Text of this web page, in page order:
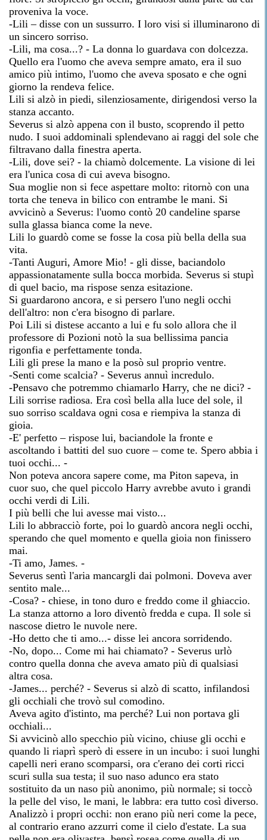
proveniva la voce.
-Lili – disse con un sussurro. I loro visi si illuminarono di
un sincero sorriso.
-Lili, ma cosa...? - La donna lo guardava con dolcezza.
Quello era l'uomo che aveva sempre amato, era il suo
amico più intimo, l'uomo che aveva sposato e che ogni
giorno la rendeva felice.
Lili si alzò in piedi, silenziosamente, dirigendosi verso la
stanza accanto.
Severus si alzò appena con il busto, scoprendo il petto
nudo. I suoi addominali splendevano ai raggi del sole che
filtravano dalla finestra aperta.
-Lili, dove sei? - la chiamò dolcemente. La visione di lei
era l'unica cosa di cui aveva bisogno.
Sua moglie non si fece aspettare molto: ritornò con una
torta che teneva in bilico con entrambe le mani. Si
avvicinò a Severus: l'uomo contò 20 candeline sparse
sulla glassa bianca come la neve.
Lili lo guardò come se fosse la cosa più bella della sua
vita.
-Tanti Auguri, Amore Mio! - gli disse, baciandolo
appassionatamente sulla bocca morbida. Severus si stupì
di quel bacio, ma rispose senza esitazione.
Si guardarono ancora, e si persero l'uno negli occhi
dell'altro: non c'era bisogno di parlare.
Poi Lili si distese accanto a lui e fu solo allora che il
professore di Pozioni notò la sua bellissima pancia
rigonfia e perfettamente tonda.
Lili gli prese la mano e la posò sul proprio ventre.
-Senti come scalcia? - Severus annuì incredulo.
-Pensavo che potremmo chiamarlo Harry, che ne dici? -
Lili sorrise radiosa. Era così bella alla luce del sole, il
suo sorriso scaldava ogni cosa e riempiva la stanza di
gioia.
-E' perfetto – rispose lui, baciandole la fronte e
ascoltando i battiti del suo cuore – come te. Spero abbia i
tuoi occhi... -
Non poteva ancora sapere come, ma Piton sapeva, in
cuor suo, che quel piccolo Harry avrebbe avuto i grandi
occhi verdi di Lili.
I più belli che lui avesse mai visto...
Lili lo abbracciò forte, poi lo guardò ancora negli occhi,
sperando che quel momento e quella gioia non finissero
mai.
-Ti amo, James. -
Severus sentì l'aria mancargli dai polmoni. Doveva aver
sentito male...
-Cosa? - chiese, in tono duro e freddo come il ghiaccio.
La stanza attorno a loro diventò fredda e cupa. Il sole si
nascose dietro le nuvole nere.
-Ho detto che ti amo...- disse lei ancora sorridendo.
-No, dopo... Come mi hai chiamato? - Severus urlò
contro quella donna che aveva amato più di qualsiasi
altra cosa.
-James... perché? - Severus si alzò di scatto, infilandosi
gli occhiali che trovò sul comodino.
Aveva agito d'istinto, ma perché? Lui non portava gli
occhiali...
Si avvicinò allo specchio più vicino, chiuse gli occhi e
quando li riaprì sperò di essere in un incubo: i suoi lunghi
capelli neri erano scomparsi, ora c'erano dei corti ricci
scuri sulla sua testa; il suo naso adunco era stato
sostituito da un naso più anonimo, più normale; si toccò
la pelle del viso, le mani, le labbra: era tutto così diverso.
Analizzò i propri occhi: non erano più neri come la pece,
al contrario erano azzurri come il cielo d'estate. La sua